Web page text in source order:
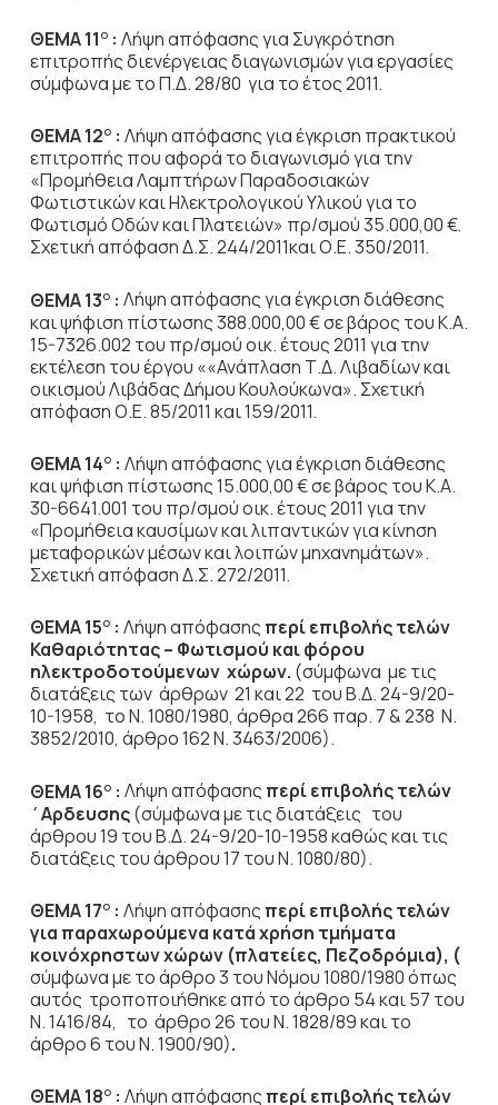
ΘΕΜΑ 11 Ο: Λήψη απόφασης για Συγκρότηση
επιτροπής διενέργειας διαγωνισμών για εργασίες
σύμφωνα με το Π.Δ. 28/80 για το έτος 2011.
ΘΕΜΑ 12Ο: Λήψη απόφασης για έγκριση πρακτικού
επιτροπής που αφορά το διαγωνισμό για την
«Προμήθεια Λαμπτήρων Παραδοσιακών
Φωτιστικών και Ηλεκτρολογικού Υλικού για το
Φωτισμό Οδών και Πλατειών» πρ/σμού 35.000,00 €.
Σχετική απόφαση Δ.Σ. 244/2011και Ο.Ε. 350/2011.
ΘΕΜΑ 13Ο: Λήψη απόφασης για έγκριση διάθεσης
και ψήφιση πίστωσης 388.000,00 € σε βάρος του Κ.Α.
15-7326.002 του πρ/σμού οικ. έτους 2011 για την
εκτέλεση του έργου ««Ανάπλαση Τ.Δ. Λιβαδίων και
οικισμού Λιβάδας Δήμου Κουλούκωνα». Σχετική
απόφαση Ο.Ε. 85/2011 και 159/2011.
ΘΕΜΑ 14Ο: Λήψη απόφασης για έγκριση διάθεσης
και ψήφιση πίστωσης 15.000,00 € σε βάρος του Κ.Α.
30-6641.001 του πρ/σμού οικ. έτους 2011 για την
«Προμήθεια καυσίμων και λιπαντικών για κίνηση
μεταφορικών μέσων και λοιπών μηχανημάτων».
Σχετική απόφαση Δ.Σ. 272/2011.
ΘΕΜΑ 15Ο: Λήψη απόφασης περί επιβολήςτελών
Καθαριότητας – Φωτισμού και φόρου
ηλεκτροδοτούμενων χώρων. (σύμφωνα με τις
διατάξεις των άρθρων 21 και 22 του Β.Δ. 24-9/20-
10-1958, το Ν. 1080/1980, άρθρα 266 παρ. 7 & 238 Ν.
3852/2010, άρθρο 162 Ν. 3463/2006).
ΘΕΜΑ 16Ο: Λήψη απόφασης περί επιβολής τελών
΄Αρδευσης(σύμφωνα με τις διατάξεις του
άρθρου 19 του Β.Δ. 24-9/20-10-1958 καθώς και τις
διατάξεις του άρθρου 17 του Ν. 1080/80).
ΘΕΜΑ 17Ο: Λήψη απόφασης περί επιβολής τελών
για παραχωρούμενα κατά χρήση τμήματα
κοινόχρηστων χώρων (πλατείες, Πεζοδρόμια), (
σύμφωνα με το άρθρο 3 του Νόμου 1080/1980 όπως
αυτός τροποποιήθηκε από το άρθρο 54 και 57 του
Ν. 1416/84, το άρθρο 26 του Ν. 1828/89 και το
άρθρο 6 του Ν. 1900/90).
ΘΕΜΑ 18Ο: Λήψη απόφασης περί επιβολής τελών